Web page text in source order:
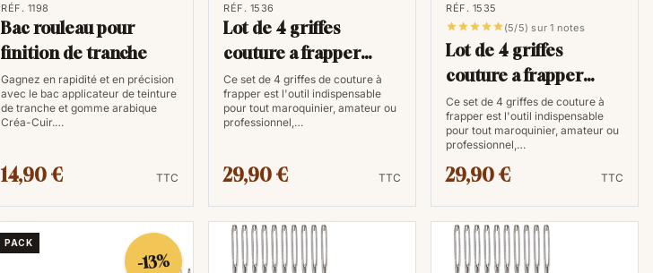
RÉF. 1198
Bac rouleau pour
finition de tranche
Gagnez en rapidité et en précision
avec le bac applicateur de teinture
de tranche et gomme arabique
Créa-Cuir.…
14,90 € TTC
RÉF. 1536
Lot de 4 griffes
couture a frapper
5mm
Ce set de 4 griffes de couture à
frapper est l'outil indispensable
pour tout maroquinier, amateur ou
professionnel,…
29,90 € TTC
RÉF. 1535
(5/5) sur 1 notes
Lot de 4 griffes
couture a frapper
4mm
Ce set de 4 griffes de couture à
frapper est l'outil indispensable
pour tout maroquinier, amateur ou
professionnel,…
29,90 € TTC
PACK
-13%